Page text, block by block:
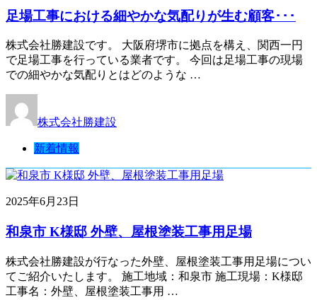
足場工事における細やかな気配りが生む顧客･･･
株式会社勝建設です。 大阪府堺市に拠点を構え、関西一円
で足場工事を行っている業者です。 今回は足場工事の現場
での細やかな気配りとはどのような …
株式会社勝建設
新着情報
2025年6月23日
和泉市 K様邸 外壁、屋根塗装工事用足場
株式会社勝建設が行なった外壁、屋根塗装工事用足場につい
てご紹介いたします。 施工地域：和泉市 施工現場：K様邸
工事名：外壁、屋根塗装工事用 …